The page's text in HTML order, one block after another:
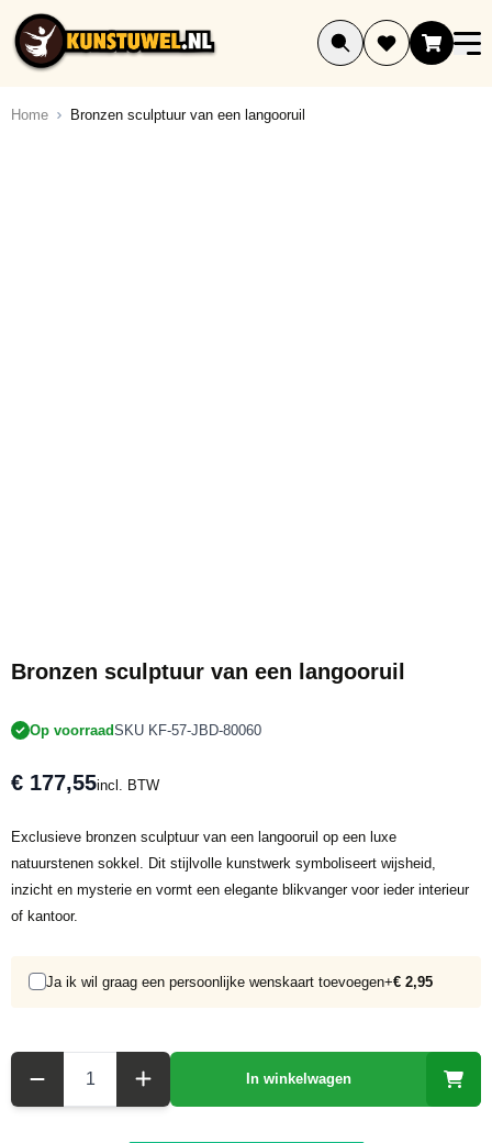
Ga naar de inhoud
Home Bronzen sculptuur van een langooruil
Bronzen sculptuur van een langooruil
Op voorraadSKU KF-57-JBD-80060
€ 177,55incl. BTW
Exclusieve bronzen sculptuur van een langooruil op een luxe
natuurstenen sokkel. Dit stijlvolle kunstwerk symboliseert wijsheid,
inzicht en mysterie en vormt een elegante blikvanger voor ieder interieur
of kantoor.
Ja ik wil graag een persoonlijke wenskaart toevoegen+€ 2,95
In winkelwagen